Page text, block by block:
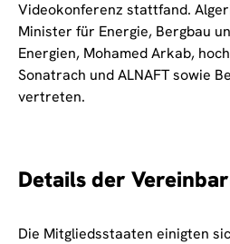
Videokonferenz stattfand.
Minister für Energie, Bergbau
Energien, Mohamed Arkab,
Sonatrach und ALNAFT sowie
vertreten.
Details der
Die Mitgliedsstaaten einigten